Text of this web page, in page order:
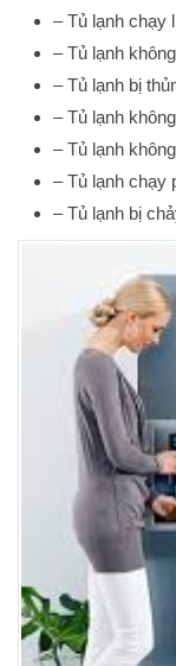
– Tủ lạnh chạy
– Tủ lạnh
– Tủ lạnh bị
– Tủ lạnh
– Tủ lạnh
– Tủ lạnh chạy
– Tủ lạnh bị